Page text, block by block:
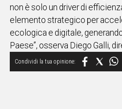
non è solo un driver di
elemento strategico per
ecologica e digitale,
Paese”, osserva Diego Galli,